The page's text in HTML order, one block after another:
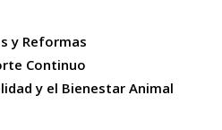
y Reformas
Continuo
y el Bienestar Animal